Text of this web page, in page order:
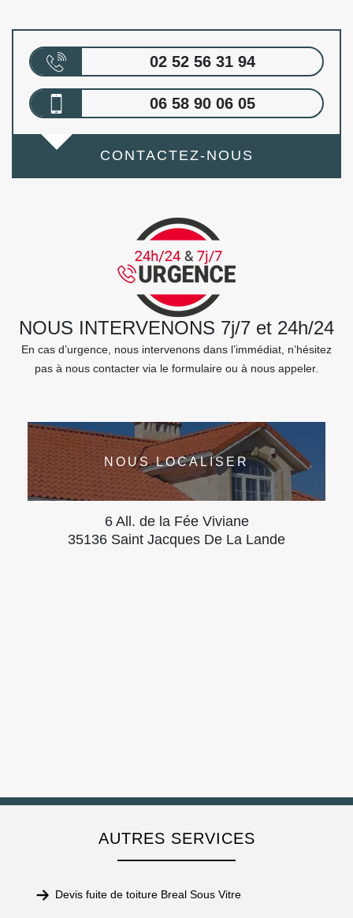
02 52 56 31 94
06 58 90 06 05
CONTACTEZ-NOUS
NOUS INTERVENONS 7j/7 et 24h/24
En cas d’urgence, nous intervenons dans l’immédiat, n’hésitez
pas à nous contacter via le formulaire ou à nous appeler.
NOUS LOCALISER
6 All. de la Fée Viviane
35136 Saint Jacques De La Lande
AUTRES SERVICES
Devis fuite de toiture Breal Sous Vitre